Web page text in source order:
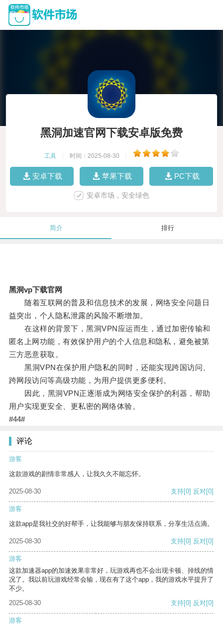
黑洞加速官网下载安卓版免费
工具 时间：2025-08-30
安卓下载 苹果下载 PC下载
安卓市场，安全绿色
简介 排行
黑洞vp下载官网
随着互联网的普及和信息技术的发展，网络安全问题日
益突出，个人隐私泄露的风险不断增加。
在这样的背景下，黑洞VPN应运而生，通过加密传输和
匿名上网功能，有效保护用户的个人信息和隐私，避免被第
三方恶意获取。
黑洞VPN在保护用户隐私的同时，还能实现跨国访问、
跨网段访问等高级功能，为用户提供更多便利。
因此，黑洞VPN正逐渐成为网络安全保护的利器，帮助
用户实现更安全、更私密的网络体验。
#44#
评论
游客
这款游戏的剧情非常感人，让我久久不能忘怀。
2025-08-30 支持[0] 反对[0]
游客
这款app是我社交的好帮手，让我能够与朋友保持联系，分享生活点滴。
2025-08-30 支持[0] 反对[0]
游客
这款加速器app的加速效果非常好，玩游戏再也不会出现卡顿、掉线的情
况了。我以前玩游戏经常会输，现在有了这个app，我的游戏水平提升了
不少。
2025-08-30
支持[0] 反对[0]
游客